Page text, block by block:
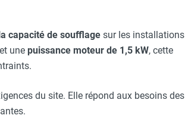
capacité de soufflage sur les installations
et une puissance moteur de 1,5 kW, cette
du site. Elle répond aux besoins des